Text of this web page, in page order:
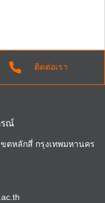
ติดต่อเรา
รณ์
ตหลักสี่ กรุงเทพมหานคร